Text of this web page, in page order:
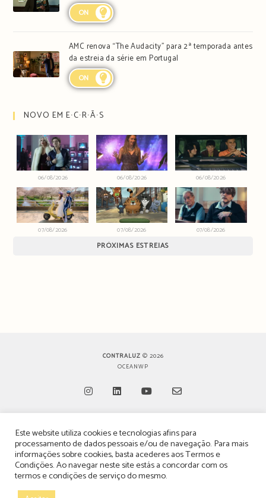
ON
AMC renova “The Audacity” para 2ª temporada antes
da estreia da série em Portugal
ON
NOVO EM E∙C∙R∙Ã∙S
06/08/2026 06/08/2026 06/08/2026
07/08/2026 07/08/2026 07/08/2026
PRÓXIMAS ESTREIAS
CONTRALUZ © 2026
OCEANWP
in
a
new
in
a
new
tab
in
a
new
in
a
new
TERMOS, CONDIÇÕES & POLÍTICA DE PRIVACIDADE
ESTATUTO EDITORIAL
POLÍTICA DE PUBLICIDADE E ANÚNCIOS
Este website utiliza cookies e tecnologias afins para
processamento de dados pessoais e/ou de navegação. Para mais
informações sobre cookies, basta acederes aosTermos e
Condições. Ao navegar neste site estás a concordar com os
termos e condições de serviço do mesmo.